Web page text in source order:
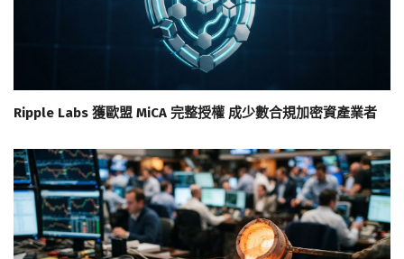
Ripple Labs 獲歐盟 MiCA 完整授權 成少數合規加密資產業者